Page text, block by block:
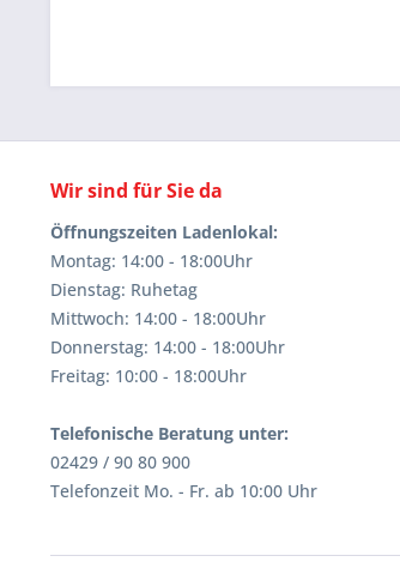
Wir sind für Sie da
Öffnungszeiten Ladenlokal:
Montag: 14:00 - 18:00Uhr
Dienstag: Ruhetag
Mittwoch: 14:00 - 18:00Uhr
Donnerstag: 14:00 - 18:00Uhr
Freitag: 10:00 - 18:00Uhr
Telefonische Beratung unter:
02429 / 90 80 900
Telefonzeit Mo. - Fr. ab 10:00 Uhr